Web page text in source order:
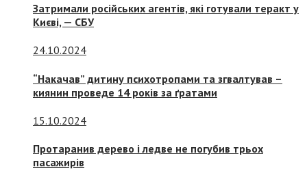
Затримали російських агентів, які готували теракт у
Києві, — СБУ
24.10.2024
“Накачав” дитину психотропами та згвалтував –
киянин проведе 14 років за ґратами
15.10.2024
Протаранив дерево і ледве не погубив трьох
пасажирів